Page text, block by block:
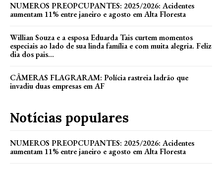
NUMEROS PREOPCUPANTES: 2025/2026: Acidentes
aumentam 11% entre janeiro e agosto em Alta Floresta
Willian Souza e a esposa Eduarda Tais curtem momentos
especiais ao lado de sua linda família e com muita alegria. Feliz
dia dos pais...
CÂMERAS FLAGRARAM: Polícia rastreia ladrão que
invadiu duas empresas em AF
Notícias populares
NUMEROS PREOPCUPANTES: 2025/2026: Acidentes
aumentam 11% entre janeiro e agosto em Alta Floresta